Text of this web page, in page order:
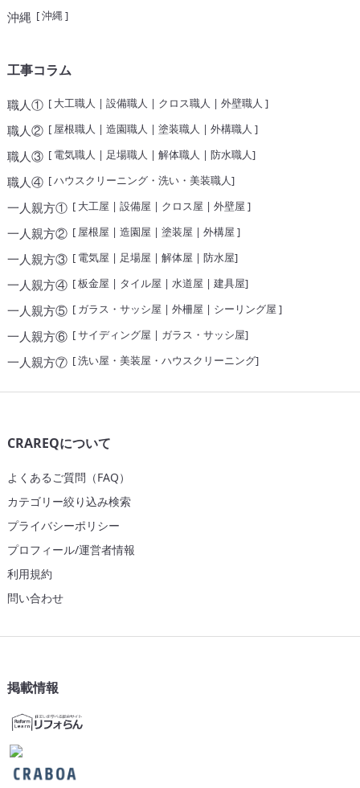
沖縄 [沖縄]
工事コラム
職人①[ 大工職人 | 設備職人 | クロス職人 | 外壁職人 ]
職人②[ 屋根職人 | 造園職人 | 塗装職人 | 外構職人 ]
職人③[ 電気職人 | 足場職人 | 解体職人 | 防水職人]
職人④[ハウスクリーニング・洗い・美装職人]
一人親方①[ 大工屋 | 設備屋 | クロス屋 | 外壁屋 ]
一人親方②[ 屋根屋 | 造園屋 | 塗装屋 | 外構屋 ]
一人親方③[ 電気屋 | 足場屋 | 解体屋 | 防水屋]
一人親方④[板金屋 | タイル屋 | 水道屋 | 建具屋]
一人親方⑤[ ガラス・サッシ屋 | 外柵屋 | シーリング屋 ]
一人親方⑥[サイディング屋 | ガラス・サッシ屋]
一人親方⑦[洗い屋・美装屋・ハウスクリーニング]
CRAREQについて
よくあるご質問（FAQ）
カテゴリー絞り込み検索
プライバシーポリシー
プロフィール/運営者情報
利用規約
問い合わせ
掲載情報